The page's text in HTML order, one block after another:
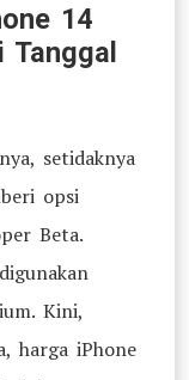
14
Tanggal
setidaknya
opsi
Beta.
Kini,
harga iPhone